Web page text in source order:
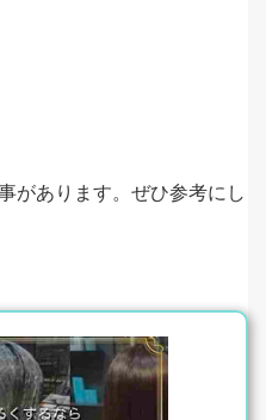
があります。ぜひ参考にし